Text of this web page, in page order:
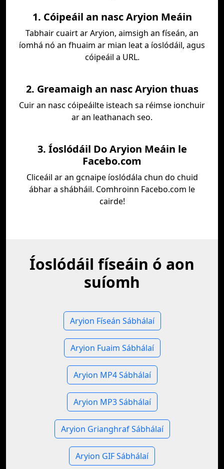
1. Cóipeáil an nasc Aryion Meáin
Tabhair cuairt ar Aryion, aimsigh an físeán, an
íomhá nó an fhuaim ar mian leat a íoslódáil, agus
cóipeáil a URL.
2. Greamaigh an nasc Aryion thuas
Cuir an nasc cóipeáilte isteach sa réimse ionchuir
ar an leathanach seo.
3. Íoslódáil Do Aryion Meáin le
Facebo.com
Cliceáil ar an gcnaipe íoslódála chun do chuid
ábhar a shábháil. Comhroinn Facebo.com le
cairde!
Íoslódáil físeáin ó aon
suíomh
Aryion Físeán Sábhálaí
Aryion Fuaim Sábhálaí
Aryion MP4 Sábhálaí
Aryion MP3 Sábhálaí
Aryion Grianghraf Sábhálaí
Aryion GIF Sábhálaí